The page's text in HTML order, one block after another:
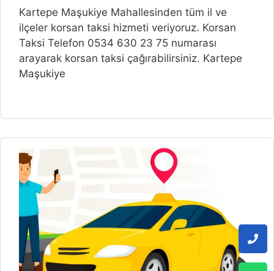
Kartepe Maşukiye Mahallesinden tüm il ve
ilçeler korsan taksi hizmeti veriyoruz. Korsan
Taksi Telefon 0534 630 23 75 numarası
arayarak korsan taksi çağırabilirsiniz. Kartepe
Maşukiye